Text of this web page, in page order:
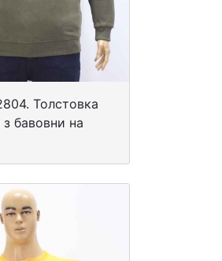
Толстовка
з бавовни на